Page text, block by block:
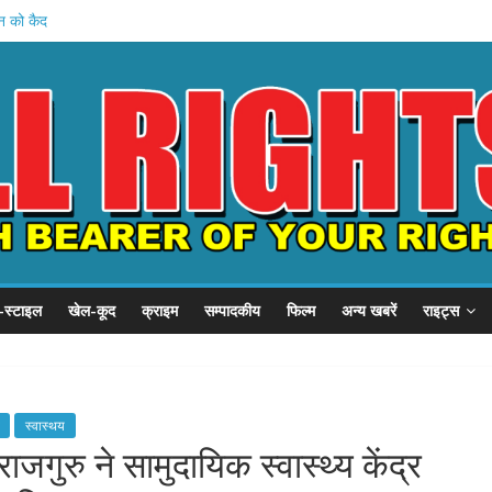
को कैद
शुरू
से गुहार
संवाद
खेल-कूद क्राइम सम्पादकीय फिल्म अन्य खबरें राइट्स
स्वास्थय
ने सामुदायिक स्वास्थ्य केंद्र